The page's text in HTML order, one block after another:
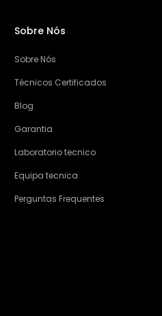
Sobre Nós
Sobre Nós
Técnicos Certificados
Blog
Garantia
Laboratorio tecnico
Equipa tecnica
Perguntas Frequentes